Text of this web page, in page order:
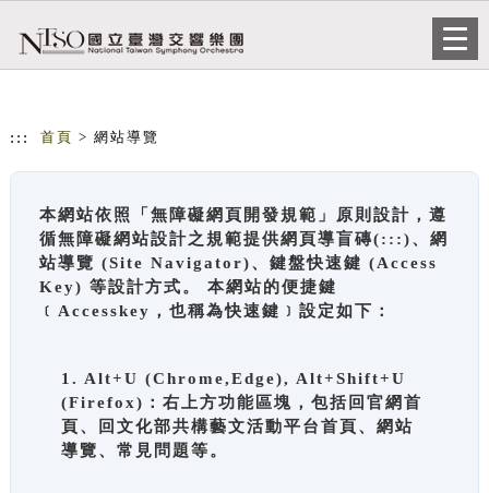
::: 首頁 > 網站導覽
本網站依照「無障礙網頁開發規範」原則設計，遵
循無障礙網站設計之規範提供網頁導盲磚(:::)、網
站導覽 (Site Navigator)、鍵盤快速鍵 (Access
Key) 等設計方式。 本網站的便捷鍵
﹝Accesskey，也稱為快速鍵﹞設定如下：
1. Alt+U (Chrome,Edge), Alt+Shift+U
(Firefox)：右上方功能區塊，包括回官網首
頁、回文化部共構藝文活動平台首頁、網站
導覽、常見問題等。